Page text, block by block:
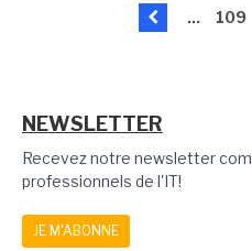
... 109
NEWSLETTER
Recevez notre newsletter
professionnels de l'IT!
JE M'ABONNE